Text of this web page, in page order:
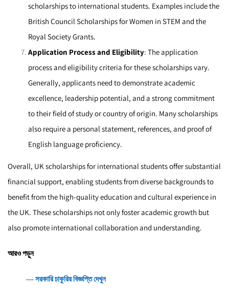
scholarships to international students. Examples include the
British Council Scholarships for Women in STEM and the
Royal Society Grants.
Application Process and Eligibility: The application
process and eligibility criteria for these scholarships vary.
Generally, applicants need to demonstrate academic
excellence, leadership potential, and a strong commitment
to their field of study or country of origin. Many scholarships
also require a personal statement, references, and proof of
English language proficiency.
Overall, UK scholarships for international students offer substantial
financial support, enabling students from diverse backgrounds to
benefit from the high-quality education and cultural experience in
the UK. These scholarships not only foster academic growth but
also promote international collaboration and understanding.
আরও পড়ুন
― সরকারি চাকুরির বিজ্ঞপ্তি দেখুন